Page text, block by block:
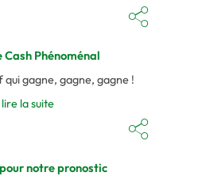
Cash Phénoménal
gagne, gagne, gagne !
lire la suite
notre pronostic